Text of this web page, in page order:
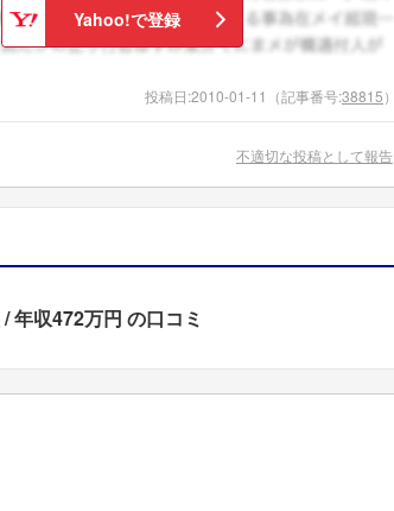
Yahoo!で登録
投稿日:2010-01-11 （記事番号:38815）
不適切な投稿として報告
年収472万円 の口コミ